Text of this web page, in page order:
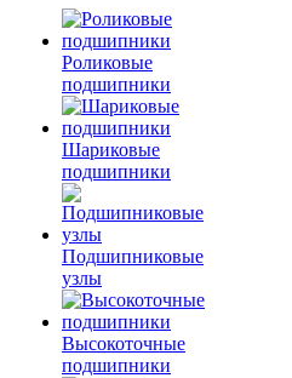
Роликовые
подшипники
Шариковые
подшипники
Подшипниковые
узлы
Высокоточные
подшипники